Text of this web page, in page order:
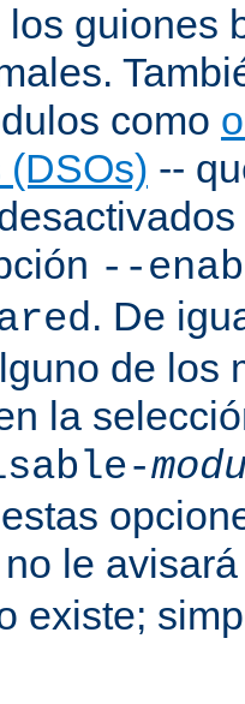
guiones
como
(DSOs) --
--
. De
de los
la
no le
existe;